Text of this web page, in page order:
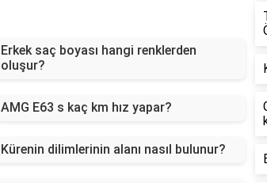
Erkek saç boyası hangi renklerden
oluşur?
AMG E63 s kaç km hız yapar?
Kürenin dilimlerinin alanı nasıl bulunur?